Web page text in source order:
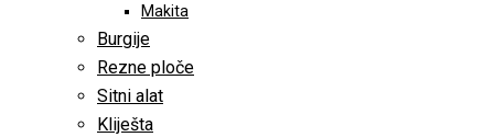
Makita
Burgije
Rezne ploče
Sitni alat
Kliješta